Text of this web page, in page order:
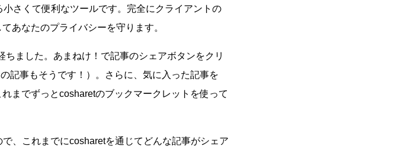
さくて便利なツールです。完全にクライアントの
あなたのプライバシーを守ります。
ちました。あまねけ！で記事のシェアボタンをクリ
記事もそうです！）。さらに、気に入った記事を
までずっとcosharetのブックマークレットを使って
、これまでにcosharetを通じてどんな記事がシェア